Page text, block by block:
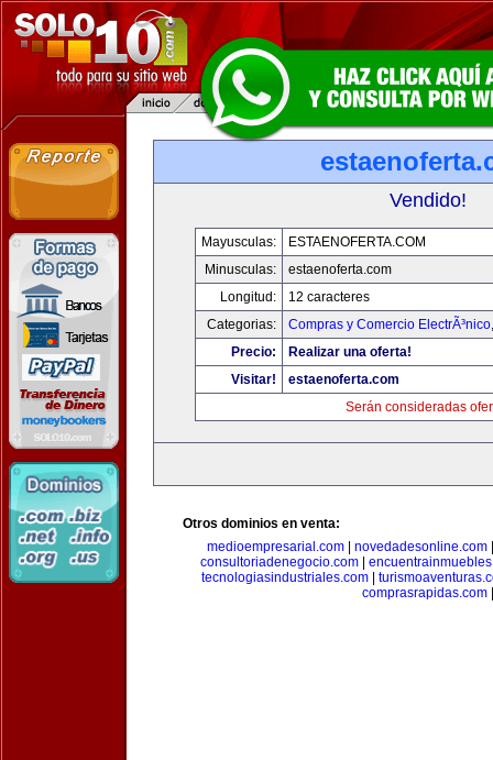
Vendido!
Mayusculas:
ESTAENOFERTA.COM
Minusculas:
estaenoferta.com
Longitud:
12 caracteres
Categorias:
Compras y Comercio ElectrÃ³nico
Precio:
Realizar una oferta!
Visitar!
estaenoferta.com
Serán consideradas
Otros dominios en venta:
medioempresarial.com| novedadesonline.com
consultoriadenegocio.com|
tecnologiasindustriales.com|
comprasrapidas.com